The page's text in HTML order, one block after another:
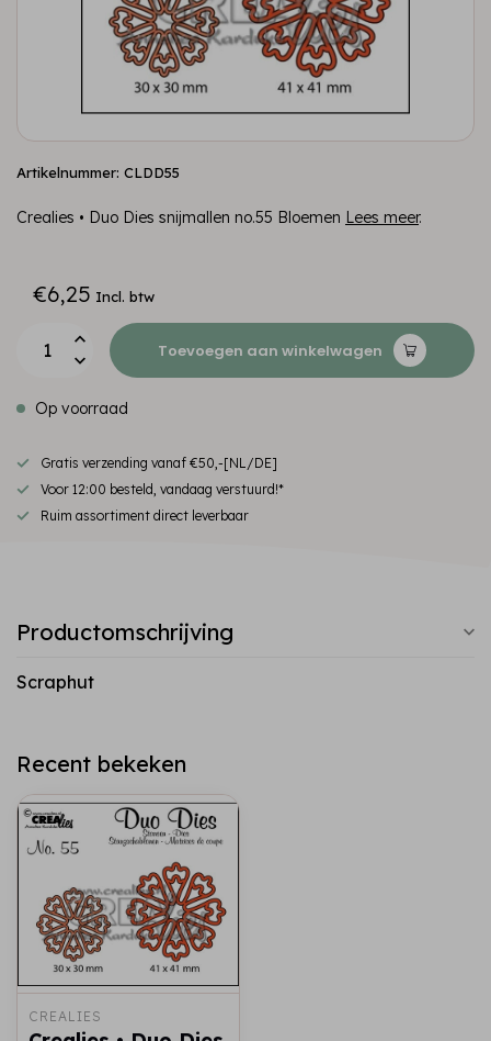
Artikelnummer: CLDD55
Crealies • Duo Dies snijmallen no.55 Bloemen Lees meer.
€6,25 Incl. btw
Toevoegen aan winkelwagen
Op voorraad
Gratis verzending vanaf €50,-[NL/DE]
Voor 12:00 besteld, vandaag verstuurd!*
Ruim assortiment direct leverbaar
Productomschrijving
Scraphut
Recent bekeken
CREALIES